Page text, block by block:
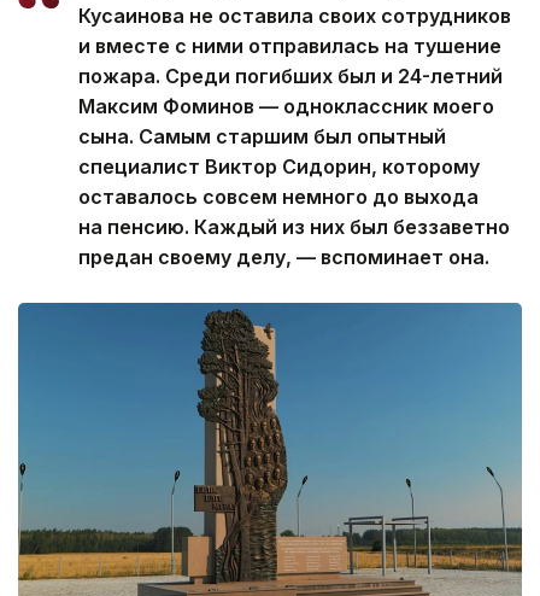
Кусаинова не оставила своих сотрудников
и вместе с ними отправилась на тушение
пожара. Среди погибших был и 24-летний
Максим Фоминов — одноклассник моего
сына. Самым старшим был опытный
специалист Виктор Сидорин, которому
оставалось совсем немного до выхода
на пенсию. Каждый из них был беззаветно
предан своему делу, — вспоминает она.